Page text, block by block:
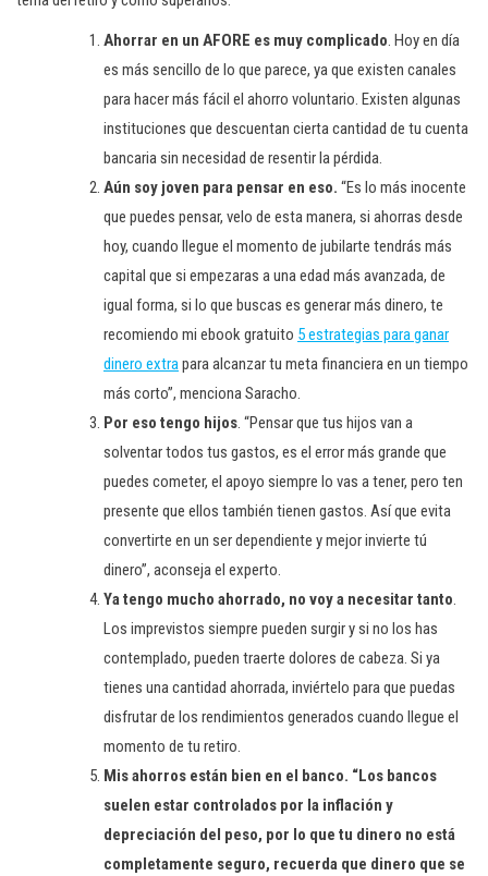
Ahorrar en un AFORE es muy complicado. Hoy en día
es más sencillo de lo que parece, ya que existen canales
para hacer más fácil el ahorro voluntario. Existen algunas
instituciones que descuentan cierta cantidad de tu cuenta
bancaria sin necesidad de resentir la pérdida.
Aún soy joven para pensar en eso. “Es lo más inocente
que puedes pensar, velo de esta manera, si ahorras desde
hoy, cuando llegue el momento de jubilarte tendrás más
capital que si empezaras a una edad más avanzada, de
igual forma, si lo que buscas es generar más dinero, te
recomiendo mi ebook gratuito 5 estrategias para ganar
dinero extrapara alcanzar tu meta financiera en un tiempo
más corto”, menciona Saracho.
Por eso tengo hijos. “Pensar que tus hijos van a
solventar todos tus gastos, es el error más grande que
puedes cometer, el apoyo siempre lo vas a tener, pero ten
presente que ellos también tienen gastos. Así que evita
convertirte en un ser dependiente y mejor invierte tú
dinero”, aconseja el experto.
Ya tengo mucho ahorrado, no voy a necesitar tanto.
Los imprevistos siempre pueden surgir y si no los has
contemplado, pueden traerte dolores de cabeza. Si ya
tienes una cantidad ahorrada, inviértelo para que puedas
disfrutar de los rendimientos generados cuando llegue el
momento de tu retiro.
Mis ahorros están bien en el banco. “Los bancos
suelen estar controlados por la inflación y
depreciación del peso, por lo que tu dinero no está
completamente seguro, recuerda que dinero que se